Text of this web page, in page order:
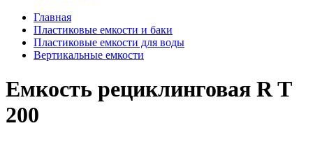
Главная
Пластиковые емкости и баки
Пластиковые емкости для воды
Вертикальные емкости
Емкость рециклинговая R T
200